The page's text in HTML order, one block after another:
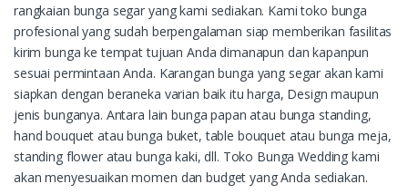
rangkaian bunga segar yang kami sediakan. Kami toko bunga
profesional yang sudah berpengalaman siap memberikan fasilitas
kirim bunga ke tempat tujuan Anda dimanapun dan kapanpun
sesuai permintaan Anda. Karangan bunga yang segar akan kami
siapkan dengan beraneka varian baik itu harga, Design maupun
jenis bunganya. Antara lain bunga papan atau bunga standing,
hand bouquet atau bunga buket, table bouquet atau bunga meja,
standing flower atau bunga kaki, dll. Toko Bunga Wedding kami
akan menyesuaikan momen dan budget yang Anda sediakan.